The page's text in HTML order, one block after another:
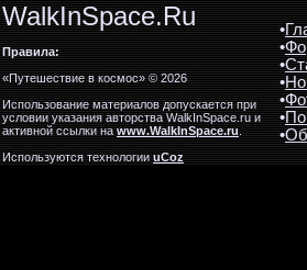
WalkInSpace.Ru
Правила:
«Путешествие в космос» © 2026
Использование материалов допускается при
условии указания авторства WalkInSpace.ru и
активной ссылки наwww.WalkInSpace.ru.
Используются технологииuCoz
•
•
•
•
•
•
•